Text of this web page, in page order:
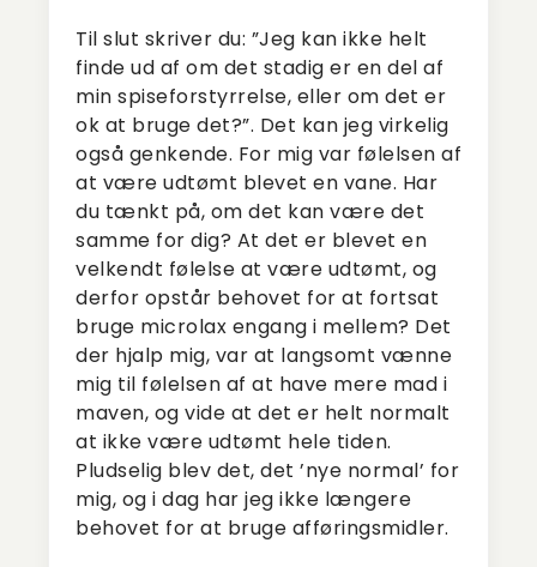
Til slut skriver du: ”Jeg kan ikke helt
finde ud af om det stadig er en del af
min spiseforstyrrelse, eller om det er
ok at bruge det?”. Det kan jeg virkelig
også genkende. For mig var følelsen af
at være udtømt blevet en vane. Har
du tænkt på, om det kan være det
samme for dig? At det er blevet en
velkendt følelse at være udtømt, og
derfor opstår behovet for at fortsat
bruge microlax engang i mellem? Det
der hjalp mig, var at langsomt vænne
mig til følelsen af at have mere mad i
maven, og vide at det er helt normalt
at ikke være udtømt hele tiden.
Pludselig blev det, det ’nye normal’ for
mig, og i dag har jeg ikke længere
behovet for at bruge afføringsmidler.